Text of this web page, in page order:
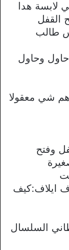
لابسة هدا
القفل
طالب
وحاول
شي معقولا
وفتح
ايلاف:كيف
السلسال